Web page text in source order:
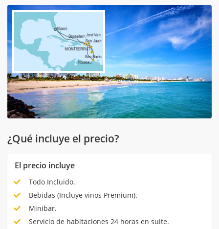
¿Qué incluye el precio?
El precio incluye
Todo Incluido.
Bebidas (Incluye vinos Premium).
Minibar.
Servicio de habitaciones 24 horas en suite.